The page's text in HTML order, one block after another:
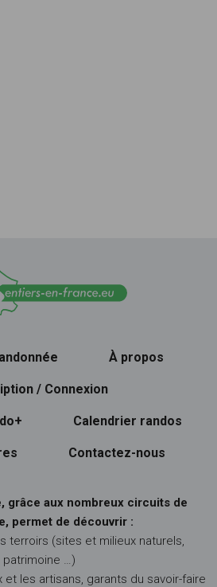
À propos
/ Connexion
Calendrier randos
Contactez-nous
grâce aux nombreux circuits de
permet de découvrir :
terroirs (sites et milieux naturels,
patrimoine …)
les artisans, garants du savoir-faire